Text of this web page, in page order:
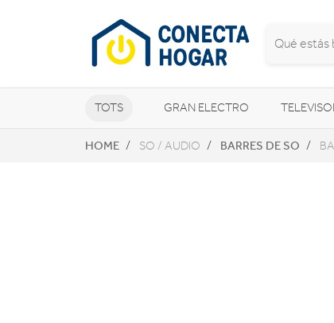
TOTS GRAN ELECTRO
CLIMATITZACIÓ I CALEFACCIÓ
HOME SO / AUDIO BARRES DE SO